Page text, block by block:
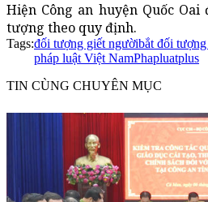
Hiện Công an huyện Quốc
tượng theo quy định.
Tags:đối tượng giết ngườibắt đối
pháp luật Việt NamPhapluatplus
TIN CÙNG CHUYÊN MỤC